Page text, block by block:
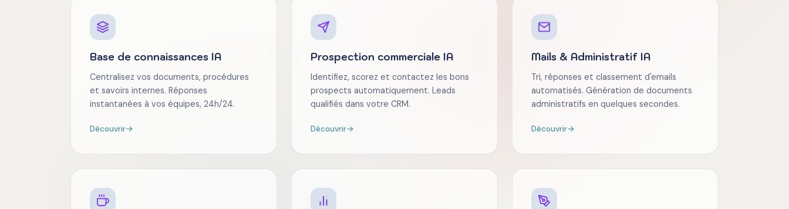
Base de connaissances IA
Centralisez vos documents, procédures
et savoirs internes. Réponses
instantanées à vos équipes, 24h/24.
Découvrir→
Prospection commerciale IA
Identifiez, scorez et contactez les bons
prospects automatiquement. Leads
qualifiés dans votre CRM.
Découvrir→
Mails & Administratif IA
Tri, réponses et classement d'emails
automatisés. Génération de documents
administratifs en quelques secondes.
Découvrir→